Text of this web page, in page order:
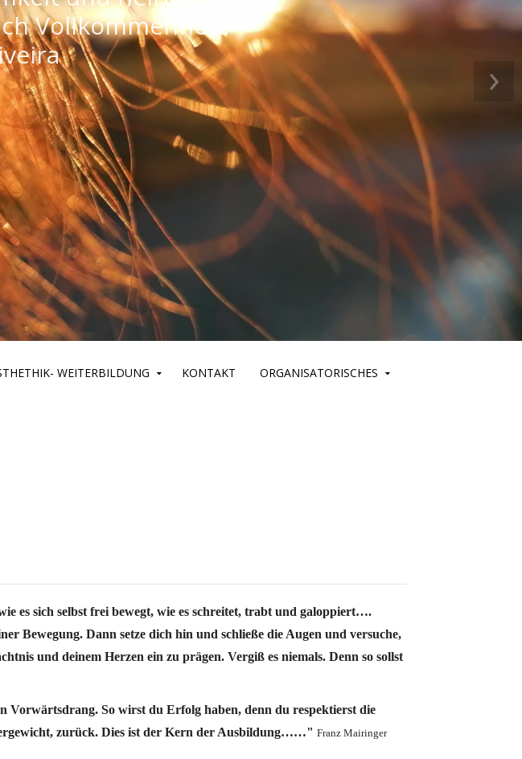
Vollkommenheit!"
la Gueriniere
›
WEITERBILDUNG KONTAKT ORGANISATORISCHES
es sich selbst frei bewegt, wie es schreitet, trabt und galoppiert….
Bewegung. Dann setze dich hin und schließe die Augen und versuche,
und deinem Herzen ein zu prägen. Vergiß es niemals. Denn so sollst
Vorwärtsdrang. So wirst du Erfolg haben, denn du respektierst die
zurück. Dies ist der Kern der Ausbildung……" Franz Mairinger